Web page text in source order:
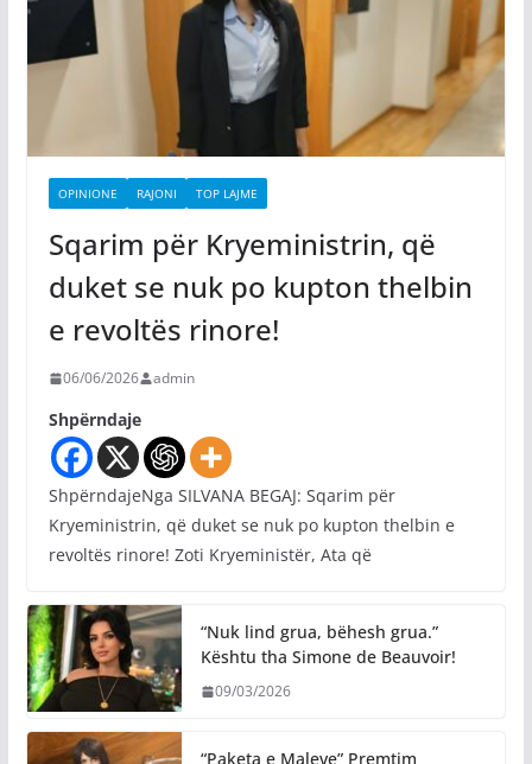
OPINIONE RAJONI TOP LAJME
Sqarim për Kryeministrin, që
duket se nuk po kupton thelbin
e revoltës rinore!
06/06/2026 admin
Shpërndaje
ShpërndajeNga SILVANA BEGAJ: Sqarim për
Kryeministrin, që duket se nuk po kupton thelbin e
revoltës rinore! Zoti Kryeministër, Ata që
“Nuk lind grua, bëhesh grua.”
Kështu tha Simone de Beauvoir!
09/03/2026
“Paketa e Maleve” Premtim